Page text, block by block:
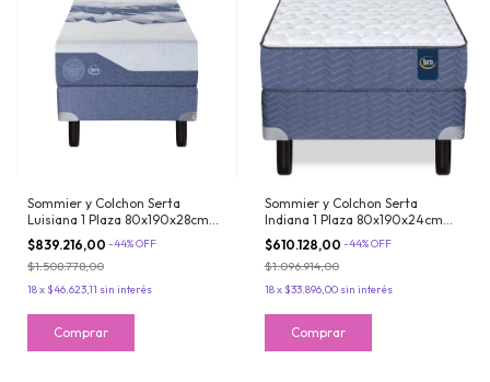
Sommier y Colchon Serta
Luisiana 1 Plaza 80x190x28cm
De Resortes Pocket Con
Espuma Suave
$839.216,00 -44%OFF
$1.508.778,00
18x $46.623,11 sin interés
Sommier y Colchon Serta
Indiana 1 Plaza 80x190x24cm
Resortes Bonnell y Espuma
$610.128,00 -44%OFF
$1.096.914,00
18x $33.896,00 sin interés